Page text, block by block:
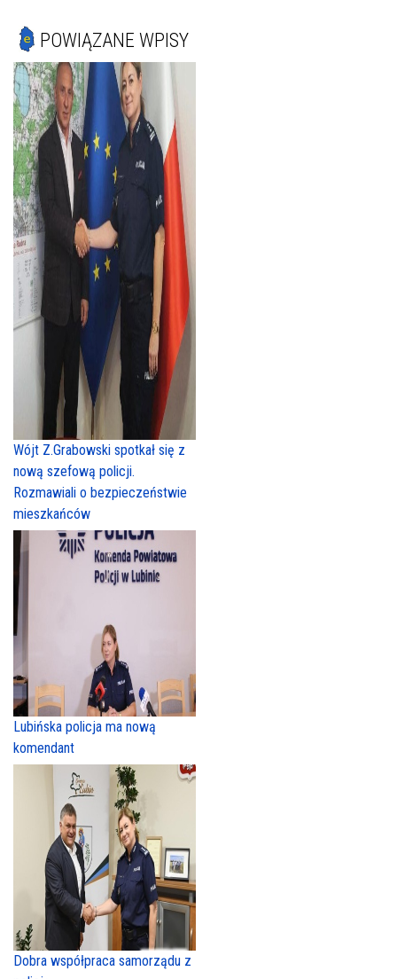
POWIĄZANE WPISY
Wójt Z.Grabowski spotkał się z
nową szefową policji.
Rozmawiali o bezpieczeństwie
mieszkańców
Lubińska policja ma nową
komendant
Dobra współpraca samorządu z